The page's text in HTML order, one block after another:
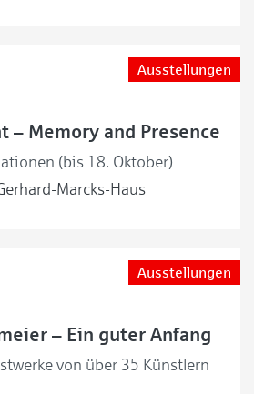
Ausstellungen
– Memory and Presence
(bis 18. Oktober)
Marcks-Haus
Ausstellungen
– Ein guter Anfang
von über 35 Künstlern